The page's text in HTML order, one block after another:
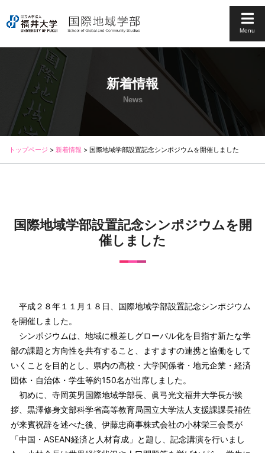
Menu
新着情報
News
トップページ > 新着情報 > 国際地域学部設置記念シンポジウムを開催しました
国際地域学部設置記念シンポジウムを開
催しました
平成２８年１１月１８日、国際地域学部設置記念シンポジウム
を開催しました。
シンポジウムは、地域に根差しグローバル化を目指す新たな学
部の課題と方向性を共有すること、ますますの連携と協働をして
いくことを目的とし、県内の高校・大学関係者・地元企業・経済
団体・自治体・学生等約150名が出席しました。
初めに、寺岡英男国際地域学部長、眞弓光文福井大学長が挨
拶、黒澤修身文部科学省高等教育局国立大学法人支援課課長補佐
が来賓祝辞を述べた後、伊藤忠商事株式会社の小林栄三会長が
「中国・ASEAN経済と人材育成」と題し、記念講演を行いまし